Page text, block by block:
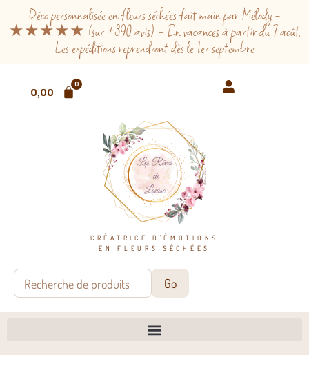
Déco personnalisée en fleurs séchées fait main par Mélody -
★★★★★ (sur +390 avis) - En vacances à partir du 7 août.
Les expéditions reprendront dès le 1er septembre
CRÉATRICE D'ÉMOTIONS
EN FLEURS SÉCHÉES
0,00
0